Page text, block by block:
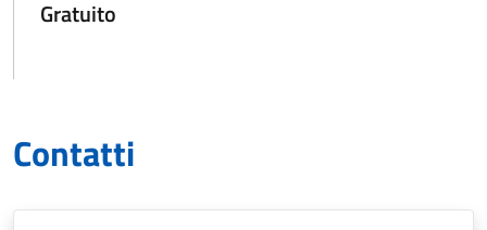
Gratuito
Contatti